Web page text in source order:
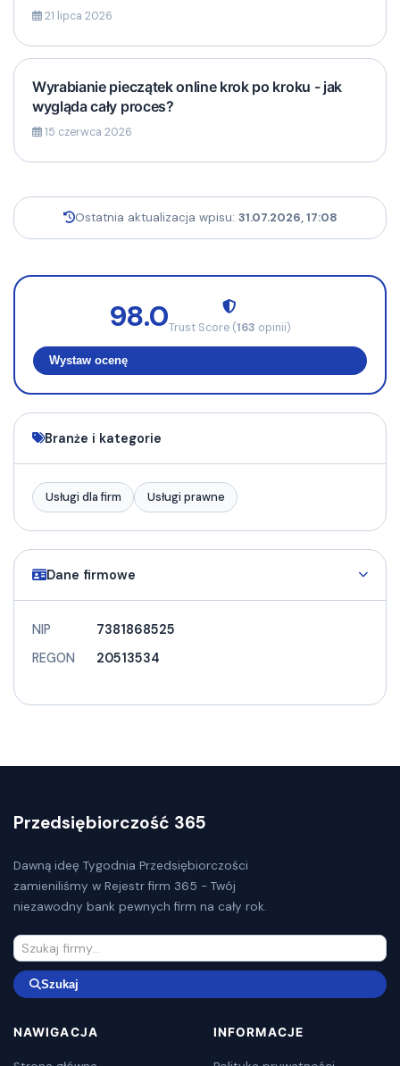
21 lipca 2026
Wyrabianie pieczątek online krok po kroku - jak
wygląda cały proces?
15 czerwca 2026
Ostatnia aktualizacja wpisu: 31.07.2026, 17:08
98.0Trust Score (163 opinii)
Wystaw ocenę
Branże i kategorie
Usługi dla firm Usługi prawne
Dane firmowe
NIP
7381868525
REGON
20513534
Przedsiębiorczość 365
Dawną ideę Tygodnia Przedsiębiorczości
zamieniliśmy w Rejestr firm 365 - Twój
niezawodny bank pewnych firm na cały rok.
Szukaj
NAWIGACJA INFORMACJE